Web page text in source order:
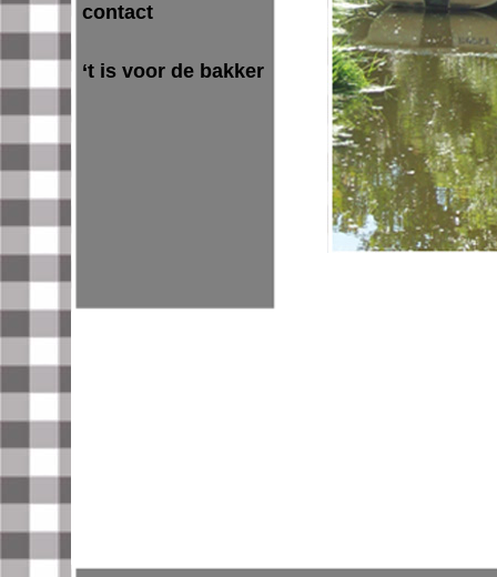
contact
‘t is voor de bakker